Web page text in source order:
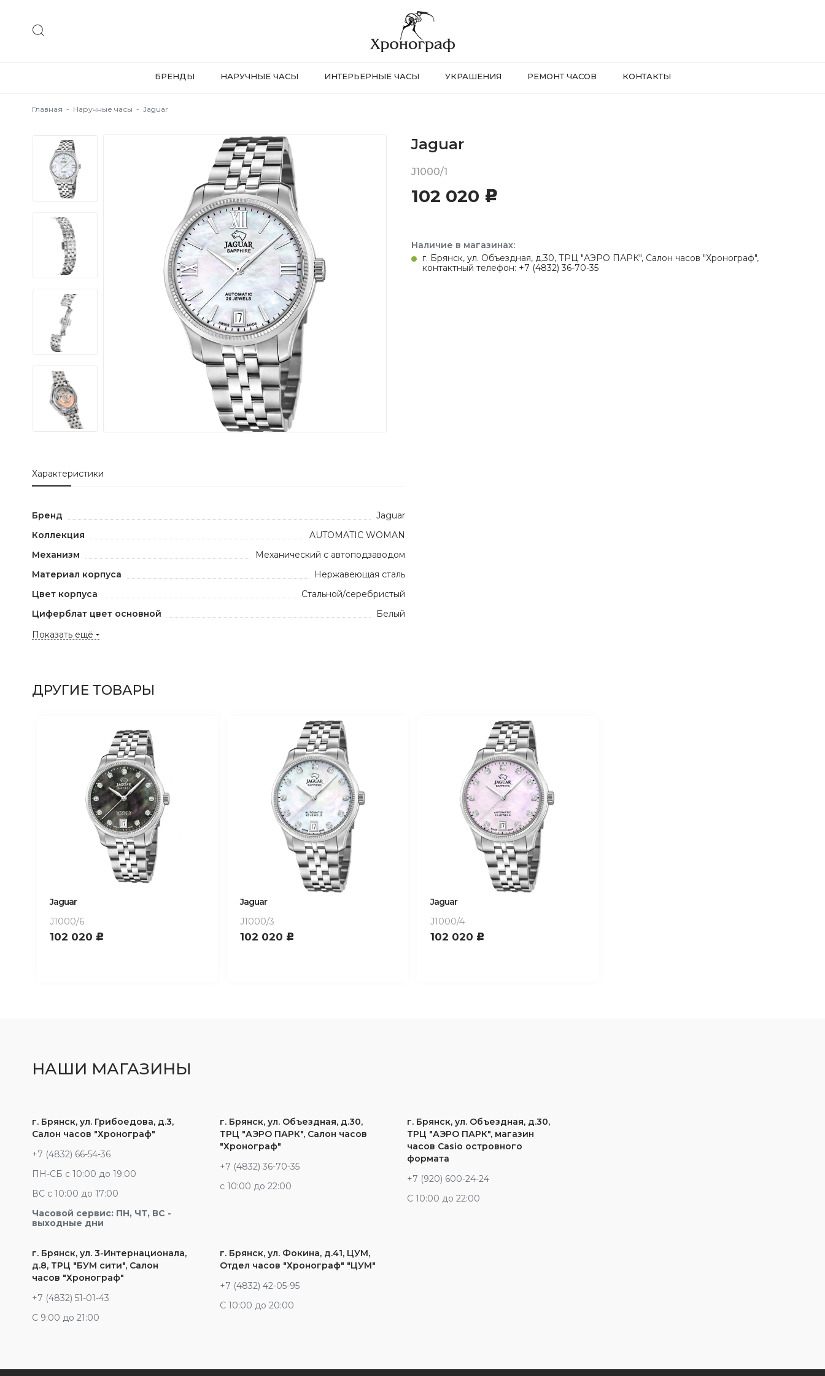
БРЕНДЫ НАРУЧНЫЕ ЧАСЫ ИНТЕРЬЕРНЫЕ ЧАСЫ УКРАШЕНИЯ РЕМОНТ ЧАСОВ КОНТАКТЫ
Главная - Наручные часы - Jaguar
Jaguar
J1000/1
102 020 c
Наличие в магазинах:
г. Брянск, ул. Объездная, д.30, ТРЦ "АЭРО ПАРК", Салон часов "Хронограф",
контактный телефон: +7 (4832) 36-70-35
Характеристики
Бренд
Jaguar
Коллекция
AUTOMATIC WOMAN
Механизм
Механический с автоподзаводом
Материал корпуса
Нержавеющая сталь
Цвет корпуса
Стальной/серебристый
Циферблат цвет основной
Белый
Показать ещё
ДРУГИЕ ТОВАРЫ
Jaguar
J1000/6
102 020 c
Jaguar
J1000/3
102 020 c
Jaguar
J1000/4
102 020 c
НАШИ МАГАЗИНЫ
г. Брянск, ул. Грибоедова, д.3,
Салон часов "Хронограф"
+7 (4832) 66-54-36
ПН-СБ с 10:00 до 19:00
ВС с 10:00 до 17:00
Часовой сервис: ПН, ЧТ, ВС -
выходные дни
г. Брянск, ул. Объездная, д.30,
ТРЦ "АЭРО ПАРК", Салон часов
"Хронограф"
+7 (4832) 36-70-35
c 10:00 до 22:00
г. Брянск, ул. Объездная, д.30,
ТРЦ "АЭРО ПАРК", магазин
часов Casio островного
формата
+7 (920) 600-24-24
С 10:00 до 22:00
г. Брянск, ул. 3-Интернационала,
д.8, ТРЦ "БУМ сити", Салон
часов "Хронограф"
+7 (4832) 51-01-43
С 9:00 до 21:00
г. Брянск, ул. Фокина, д.41, ЦУМ,
Отдел часов "Хронограф" "ЦУМ"
+7 (4832) 42-05-95
С 10:00 до 20:00